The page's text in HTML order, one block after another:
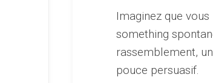
Imaginez que vous
something
rassemblement,
pouce persuasif.